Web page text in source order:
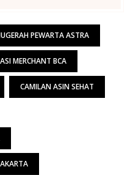
PEWARTA ASTRA
MERCHANT BCA
CAMILAN ASIN SEHAT